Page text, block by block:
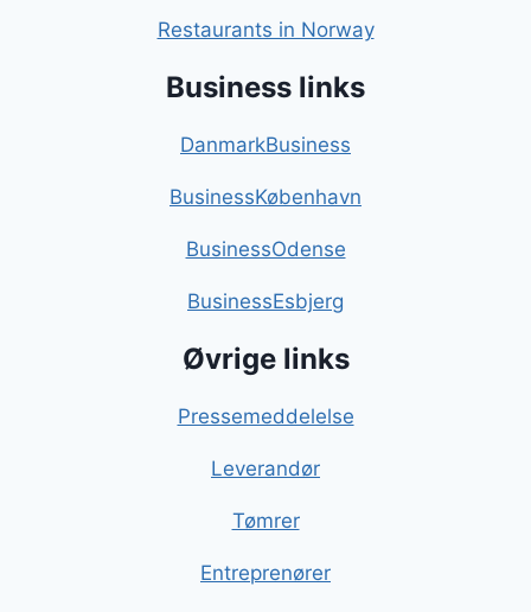
Restaurants in Norway
Business links
DanmarkBusiness
BusinessKøbenhavn
BusinessOdense
BusinessEsbjerg
Øvrige links
Pressemeddelelse
Leverandør
Tømrer
Entreprenører